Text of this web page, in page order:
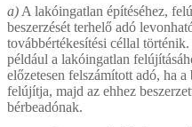
a) A lakóingatlan építéséhez,
beszerzését terhelő adó
továbbértékesítési céllal
például a lakóingatlan
előzetesen felszámított adó, ha
felújítja, majd az ehhez
bérbeadónak.